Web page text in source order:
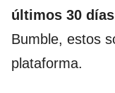
últimos 30 días
Bumble, estos
plataforma.